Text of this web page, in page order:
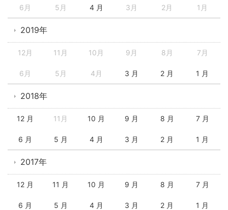
6月 5月 4 月 3月 2月 1月
2019年
12月 11月 10月 9月 8月 7月
6月 5月 4月 3 月 2 月 1 月
2018年
12 月 11月 10 月 9 月 8 月 7 月
6 月 5 月 4 月 3 月 2 月 1 月
2017年
12 月 11 月 10 月 9 月 8 月 7 月
6 月 5 月 4 月 3 月 2 月 1 月